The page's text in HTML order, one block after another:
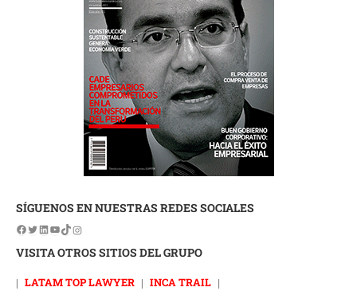
SÍGUENOS EN NUESTRAS REDES SOCIALES
VISITA OTROS SITIOS DEL GRUPO
| LATAM TOP LAWYER | INCA TRAIL |